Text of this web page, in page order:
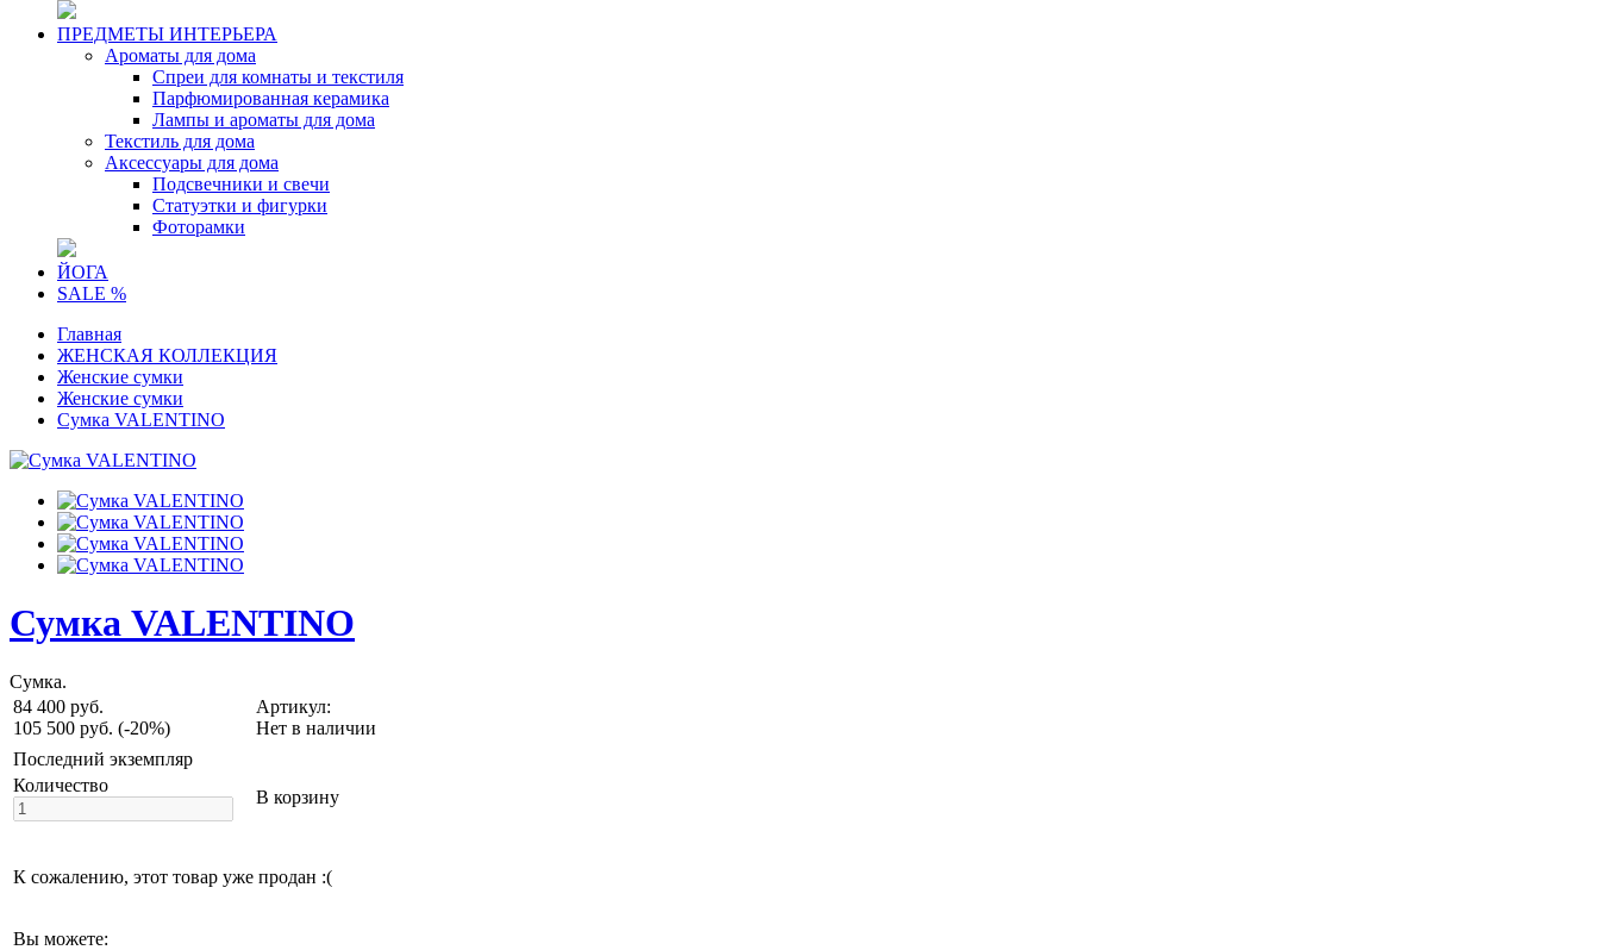
ПРЕДМЕТЫ ИНТЕРЬЕРА
Ароматы для дома
Спреи для комнаты и текстиля
Парфюмированная керамика
Лампы и ароматы для дома
Текстиль для дома
Аксессуары для дома
Подсвечники и свечи
Статуэтки и фигурки
Фоторамки
ЙОГА
SALE %
Главная
ЖЕНСКАЯ КОЛЛЕКЦИЯ
Женские сумки
Женские сумки
Сумка VALENTINO
Сумка VALENTINO
Сумка.
84 400 руб.
105 500 руб. (-20%)
Артикул:
Нет в наличии
Последний экземпляр
Количество
В корзину
К сожалению, этот товар уже продан :(
Вы можете: